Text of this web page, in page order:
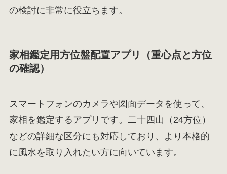
の検討に非常に役立ちます。
家相鑑定用方位盤配置アプリ（重心点と方位
の確認）
スマートフォンのカメラや図面データを使って、
家相を鑑定するアプリです。二十四山（24方位）
などの詳細な区分にも対応しており、より本格的
に風水を取り入れたい方に向いています。